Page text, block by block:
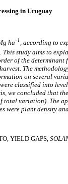
in Uruguay
ha-1
, according to
. This study aims to
of the determinant
The
on several
classified into
we concluded that
total variation). The
were plant density
YIELD GAPS,